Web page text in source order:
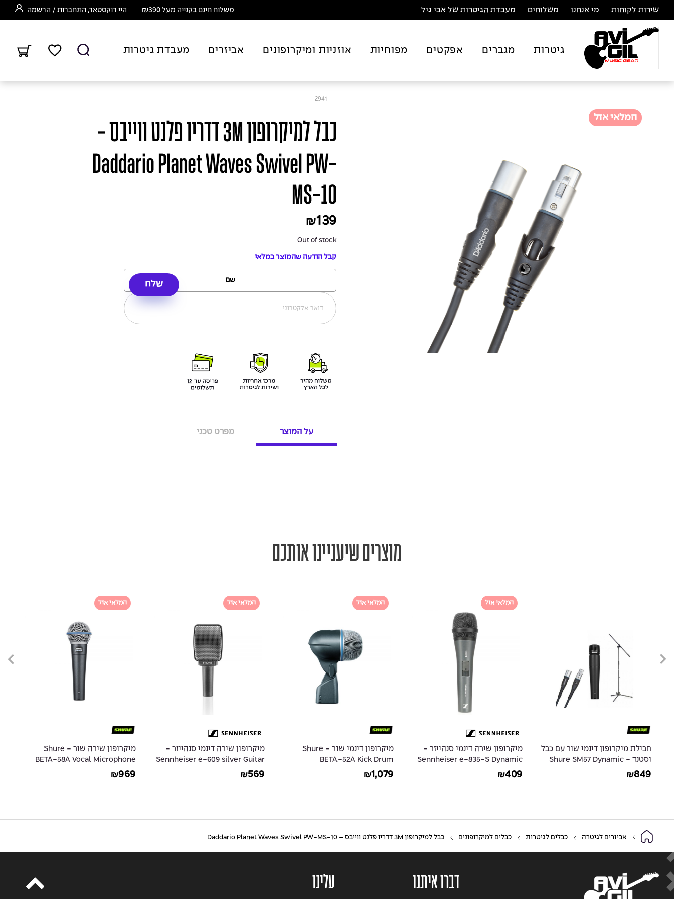
שירות לקוחות מי אנחנו משלוחים מעבדת הגיטרות של אבי גיל משלוח חינם בקנייה מעל ₪390 היי רוקסטאר, התחברות / הרשמה
גיטרות מגברים אפקטים מפוחיות אוזניות ומיקרופונים אביזרים מעבדת גיטרות
המלאי אזל
2941
כבל למיקרופון 3M דדריו פלנט ווייבס -
Daddario Planet Waves Swivel PW-
MS-10
₪139
Out of stock
קבל הודעה שהמוצר במלאי
על המוצר מפרט טכני
מוצרים שיעניינו אותכם
חבילת מיקרופון דינמי שור עם כבל
וסטנד - Shure SM57 Dynamic
Instrument Microphone Bundle
₪849
המלאי אזל
מיקרופון שירה דינמי סנהייזר -
Sennheiser e-835-S Dynamic
Live Vocal Microphone With
₪409
המלאי אזל
מיקרופון דינמי שור - Shure
BETA-52A Kick Drum
Microphone
₪1,079
המלאי אזל
מיקרופון שירה דינמי סנהייזר -
Sennheiser e-609 silver Guitar
Studio, Live Performance
₪569
המלאי אזל
מיקרופון שירה שור - Shure
BETA-58A Vocal Microphone
₪969
אביזרים לגיטרה כבלים לגיטרות כבלים למיקרופונים כבל למיקרופון 3M דדריו פלנט ווייבס – Daddario Planet Waves Swivel PW-MS-10
דברו איתנו עלינו